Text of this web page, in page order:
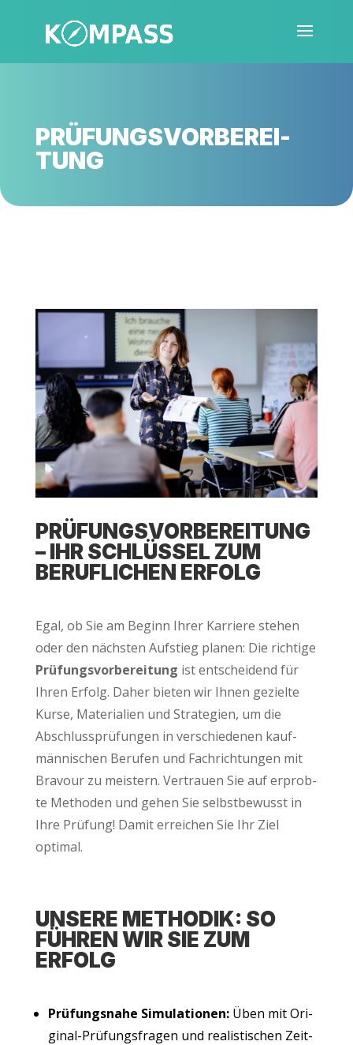
PRÜ­FUNGS­VOR­BE­REI­
TUNG
PRÜ­FUNGS­VOR­BE­REI­TUNG
– IHR SCHLÜS­SEL ZUM
BERUF­LI­CHEN ERFOLG
Egal, ob Sie am Beginn Ihrer Kar­rie­re ste­hen
oder den nächs­ten Auf­stieg pla­nen: Die rich­ti­ge
Prü­fungs­vor­be­rei­tung ist ent­schei­dend für
Ihren Erfolg. Daher bie­ten wir Ihnen geziel­te
Kur­se, Mate­ria­li­en und Stra­te­gien, um die
Abschluss­prü­fun­gen in ver­schie­de­nen kauf­
män­ni­schen Beru­fen und Fach­rich­tun­gen mit
Bra­vour zu meis­tern. Ver­trau­en Sie auf erprob­
te Metho­den und gehen Sie selbst­be­wusst in
Ihre Prü­fung! Damit errei­chen Sie Ihr Ziel
optimal.
UNSE­RE METHO­DIK: SO
FÜH­REN WIR SIE ZUM
ERFOLG
Prü­fungs­na­he Simu­la­tio­nen:Üben mit Ori­
gi­nal-Prü­fungs­fra­gen und rea­lis­ti­schen Zeit­